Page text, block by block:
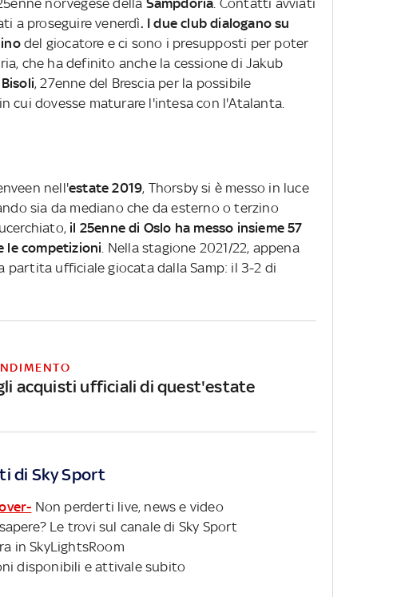
norvegese della Sampdoria. Contatti avviati
a proseguire venerdì. I due club dialogano su
del giocatore e ci sono i presupposti per poter
che ha definito anche la cessione di Jakub
, 27enne del Brescia per la possibile
cui dovesse maturare l'intesa con l'Atalanta.
nell'estate 2019, Thorsby si è messo in luce
sia da mediano che da esterno o terzino
il 25enne di Oslo ha messo insieme 57
le competizioni. Nella stagione 2021/22, appena
partita ufficiale giocata dalla Samp: il 3-2 di
acquisti ufficiali di quest'estate
di Sky Sport
Non perderti live, news e video
Le trovi sul canale di Sky Sport
in SkyLightsRoom
disponibili e attivale subito